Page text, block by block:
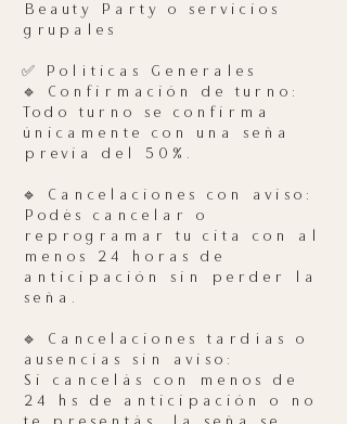
Beauty Party o servicios
grupales
✅ Políticas Generales
🔹 Confirmación de turno:
Todo turno se confirma
únicamente con una seña
previa del 50%.
🔹 Cancelaciones con aviso:
Podés cancelar o
reprogramar tu cita con al
menos 24 horas de
anticipación sin perder la
seña.
🔹 Cancelaciones tardías o
ausencias sin aviso:
Si cancelás con menos de
24 hs de anticipación o no